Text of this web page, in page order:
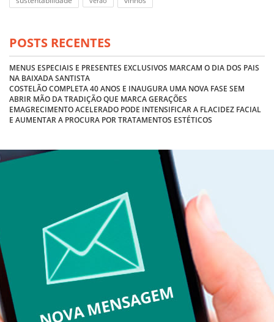
POSTS RECENTES
MENUS ESPECIAIS E PRESENTES EXCLUSIVOS MARCAM O DIA DOS PAIS
NA BAIXADA SANTISTA
COSTELÃO COMPLETA 40 ANOS E INAUGURA UMA NOVA FASE SEM
ABRIR MÃO DA TRADIÇÃO QUE MARCA GERAÇÕES
EMAGRECIMENTO ACELERADO PODE INTENSIFICAR A FLACIDEZ FACIAL
E AUMENTAR A PROCURA POR TRATAMENTOS ESTÉTICOS